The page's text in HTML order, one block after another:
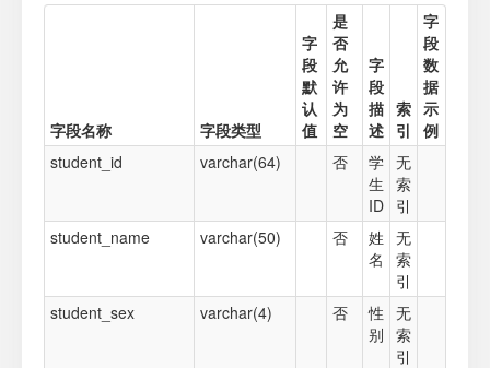
字段名称 字段类型
字
段
默
认
值
是
否
允
许
为
空
字
段
描
述
索
引
字
段
数
据
示
例
student_id
varchar(64) 否
学
生
ID
无
索
引
student_name
varchar(50) 否
姓
名
无
索
引
student_sex
varchar(4) 否
性
别
无
索
引